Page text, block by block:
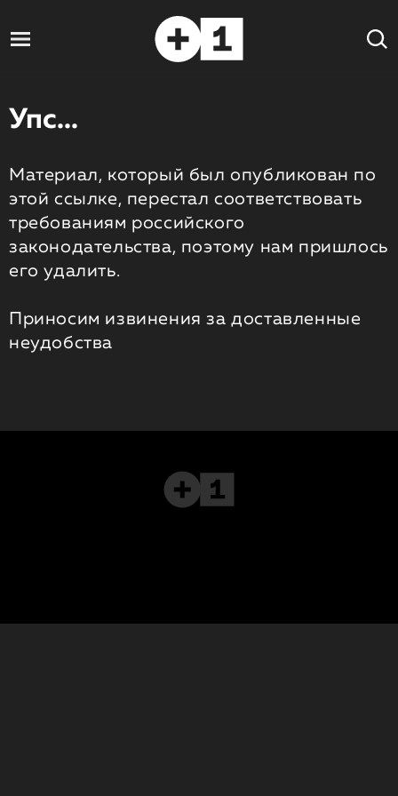
Упс...
Материал, который был опубликован по
этой ссылке, перестал соответствовать
требованиям российского
законодательства, поэтому нам пришлось
его удалить.
Приносим извинения за доставленные
неудобства